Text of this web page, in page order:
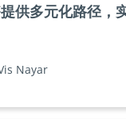
供多元化路径，
Nayar